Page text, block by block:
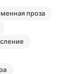
проза